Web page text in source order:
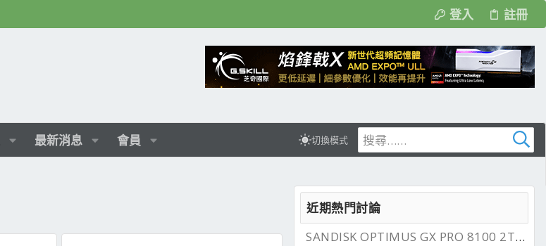
登入 註冊
最新消息 會員 切換模式
近期熱門討論
SANDISK OPTIMUS GX PRO 8100 2TB 與 850X 2TB 開箱, PCIe 5.0 與 4.0 效能比較